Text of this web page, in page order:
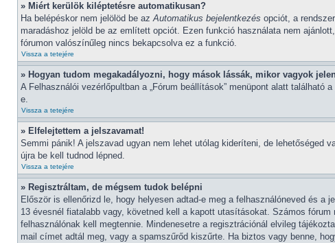
» Miért kerülök kiléptetésre automatikusan?
Ha belépéskor nem jelölöd be azAutomatikus bejelentkezés opciót, a
maradáshoz jelöld be az említett opciót. Ezen funkció használata nem
fórumon valószínűleg nincs bekapcsolva ez a funkció.
Vissza a tetejére
» Hogyan tudom megakadályozni, hogy mások lássák, mikor vagyok
A Felhasználói vezérlőpultban a „Fórum beállítások” menüpont alatt található
e.
Vissza a tetejére
» Elfelejtettem a jelszavamat!
Semmi pánik! A jelszavad ugyan nem lehet utólag kideríteni, de lehetőséged
újra be kell tudnod lépned.
Vissza a tetejére
» Regisztráltam, de mégsem tudok belépni
Először is ellenőrizd le, hogy helyesen adtad-e meg a felhasználóneved és
13 évesnél fiatalabb vagy, követned kell a kapott utasításokat. Számos
felhasználónak kell megtennie. Mindenesetre a regisztrációnál elvileg
mail címet adtál meg, vagy a spamszűrőd kiszűrte. Ha biztos vagy benne,